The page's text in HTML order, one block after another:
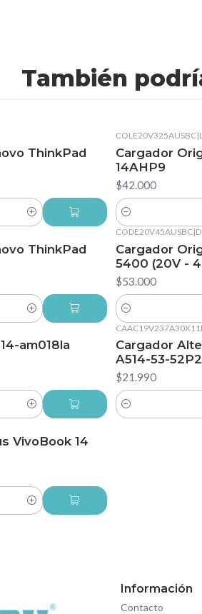
También
ThinkPad
COLE20V325AUSBC|
Cargador
14AHP9
$42.000
Cantidad
ThinkPad
CODE20V45AUSBC|
Cargador
5400 (20V -
$53.000
Cantidad
am018la
Cargador
A514-53-
$21.990
Cantidad
VivoBook 14
Información
Contacto